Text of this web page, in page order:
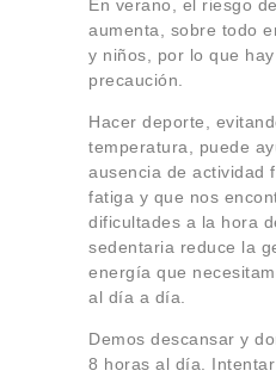
En verano, el riesgo
aumenta, sobre todo
y niños, por lo que
precaución.
Hacer deporte,
temperatura, puede
ausencia de actividad
fatiga y que nos
dificultades a la hora
sedentaria reduce la
energía que
al día a día.
Demos descansar y
8 horas al día.